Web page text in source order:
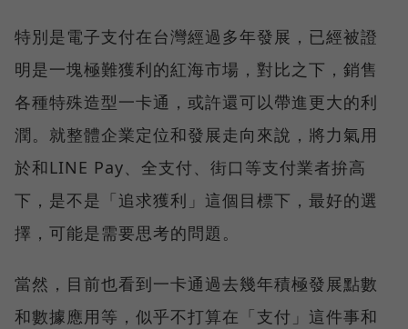
特別是電子支付在台灣經過多年發展，已經被證
明是一塊極難獲利的紅海市場，對比之下，銷售
各種特殊造型一卡通，或許還可以帶進更大的利
潤。就整體企業定位和發展走向來說，將力氣用
於和LINE Pay、全支付、街口等支付業者拚高
下，是不是「追求獲利」這個目標下，最好的選
擇，可能是需要思考的問題。
當然，目前也看到一卡通過去幾年積極發展點數
和數據應用等，似乎不打算在「支付」這件事和